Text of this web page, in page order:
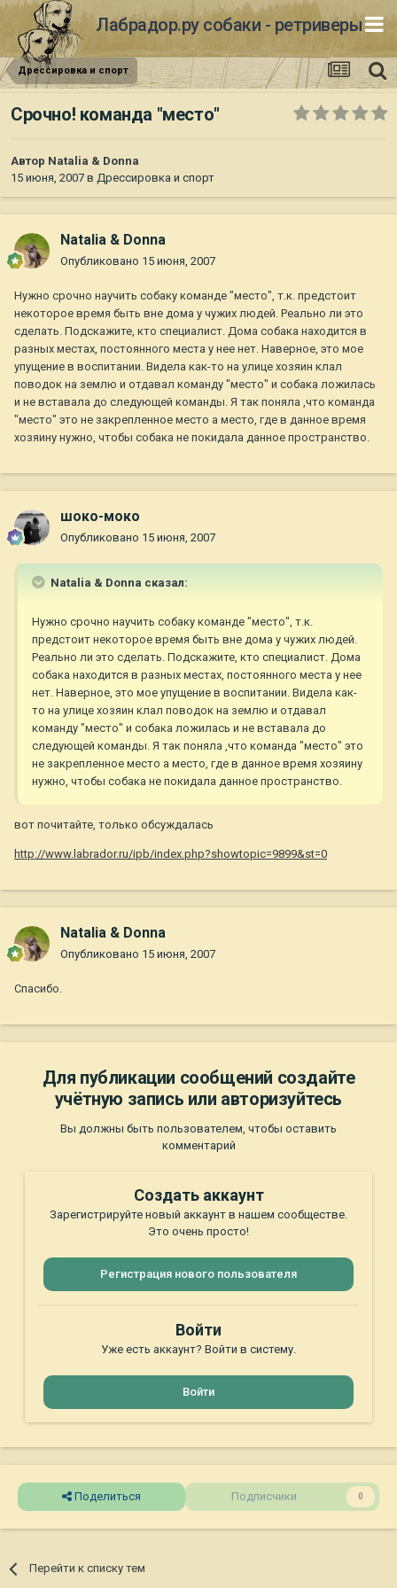
Лабрадор.ру собаки - ретриверы
Дрессировка и спорт
Срочно! команда "место"
Автор Natalia & Donna
15 июня, 2007 в Дрессировка и спорт
Natalia & Donna
Опубликовано 15 июня, 2007
Нужно срочно научить собаку команде "место", т.к. предстоит
некоторое время быть вне дома у чужих людей. Реально ли это
сделать. Подскажите, кто специалист. Дома собака находится в
разных местах, постоянного места у нее нет. Наверное, это мое
упущение в воспитании. Видела как-то на улице хозяин клал
поводок на землю и отдавал команду "место" и собака ложилась
и не вставала до следующей команды. Я так поняла ,что команда
"место" это не закрепленное место а место, где в данное время
хозяину нужно, чтобы собака не покидала данное пространство.
шоко-моко
Опубликовано 15 июня, 2007
Natalia & Donna сказал:
Нужно срочно научить собаку команде "место", т.к.
предстоит некоторое время быть вне дома у чужих людей.
Реально ли это сделать. Подскажите, кто специалист. Дома
собака находится в разных местах, постоянного места у нее
нет. Наверное, это мое упущение в воспитании. Видела как-
то на улице хозяин клал поводок на землю и отдавал
команду "место" и собака ложилась и не вставала до
следующей команды. Я так поняла ,что команда "место" это
не закрепленное место а место, где в данное время хозяину
нужно, чтобы собака не покидала данное пространство.
вот почитайте, только обсуждалась
http://www.labrador.ru/ipb/index.php?showtopic=9899&st=0
Natalia & Donna
Опубликовано 15 июня, 2007
Спасибо.
Для публикации сообщений создайте
учётную запись или авторизуйтесь
Вы должны быть пользователем, чтобы оставить
комментарий
Создать аккаунт
Зарегистрируйте новый аккаунт в нашем сообществе.
Это очень просто!
Регистрация нового пользователя
Войти
Уже есть аккаунт? Войти в систему.
Войти
Поделиться Подписчики 0
Перейти к списку тем